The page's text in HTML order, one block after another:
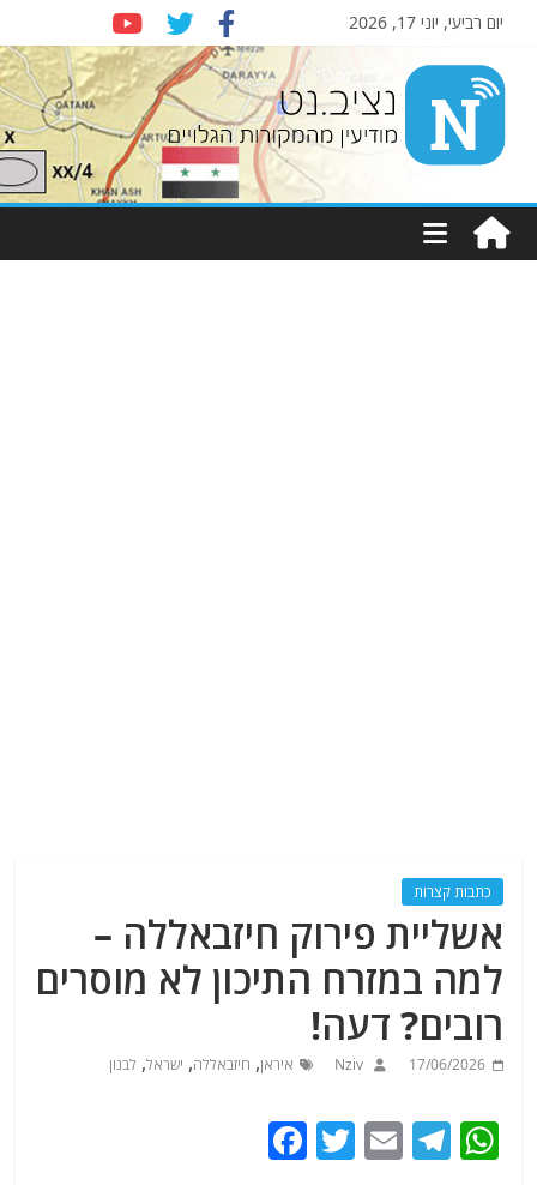
יום רביעי, יוני 17, 2026
Nziv.net
מודיעין
מהמקורות
כתבות קצרות
אשליית פירוק חיזבאללה –
למה במזרח התיכון לא מוסרים
רובים? דעה!
17/06/2026
Nziv איראן, חיזבאללה, ישראל, לבנון
W
T
E
T